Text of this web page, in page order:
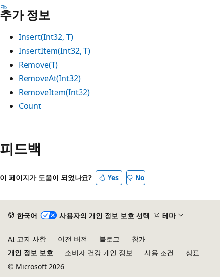
추가 정보
Insert(Int32, T)
InsertItem(Int32, T)
Remove(T)
RemoveAt(Int32)
RemoveItem(Int32)
Count
읽
모
사
피드백
이 페이지가 도움이 되었나요? Yes No
한국어 사용자의 개인 정보 보호 선택 테마
AI 고지 사항 이전 버전 블로그
참가
개인 정보 보호
소비자 건강 개인 정보 사용 조건
상표
© Microsoft 2026